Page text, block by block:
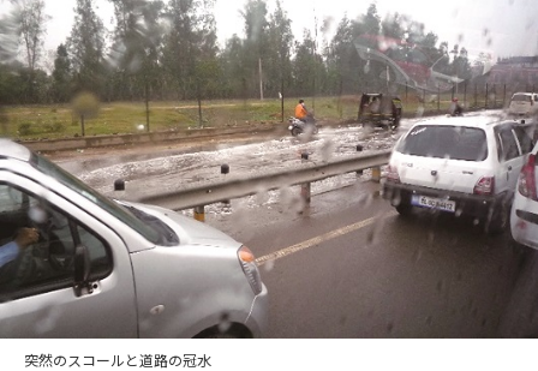
突然のスコールと道路の冠水